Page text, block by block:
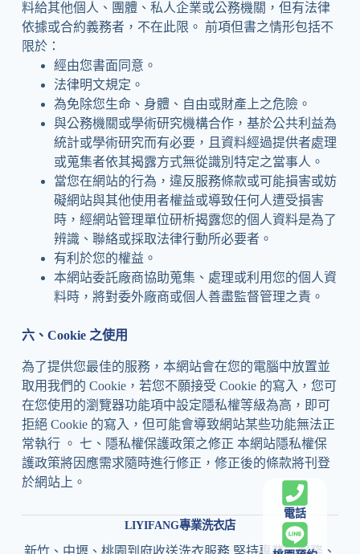
料給其他個人、團體、私人企業或公務機關，但有法律
依據或合約義務者，不在此限。 前項但書之情形包括不
限於：
經由您書面同意。
法律明文規定。
為免除您生命、身體、自由或財產上之危險。
與公務機關或學術研究機構合作，基於公共利益為
統計或學術研究而有必要，且資料經過提供者處理
或蒐集者依其揭露方式無從識別特定之當事人。
當您在網站的行為，違反服務條款或可能損害或妨
礙網站與其他使用者權益或導致任何人遭受損害
時，經網站管理單位研析揭露您的個人資料是為了
辨識、聯絡或採取法律行動所必要者。
有利於您的權益。
本網站委託廠商協助蒐集、處理或利用您的個人資
料時，將對委外廠商或個人善盡監督管理之責。
六、Cookie 之使用
為了提供您最佳的服務，本網站會在您的電腦中放置並
取用我們的 Cookie，若您不願接受 Cookie 的寫入，您可
在您使用的瀏覽器功能項中設定隱私權等級為高，即可
拒絕 Cookie 的寫入，但可能會導致網站某些功能無法正
常執行 。 七、隱私權保護政策之修正 本網站隱私權保
護政策將因應需求隨時進行修正，修正後的條款將刊登
於網站上。
LIYIFANG專業洗衣店
新竹、中壢、桃園到府收送洗衣服務,堅持專業、服務、
電話